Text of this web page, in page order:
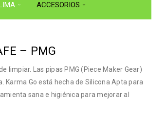
ACCESORIOS
– PMG
Las pipas PMG (Piece Maker Gear)
Karma Go está hecha de Silicona Apta para
sana e higiénica para mejorar al